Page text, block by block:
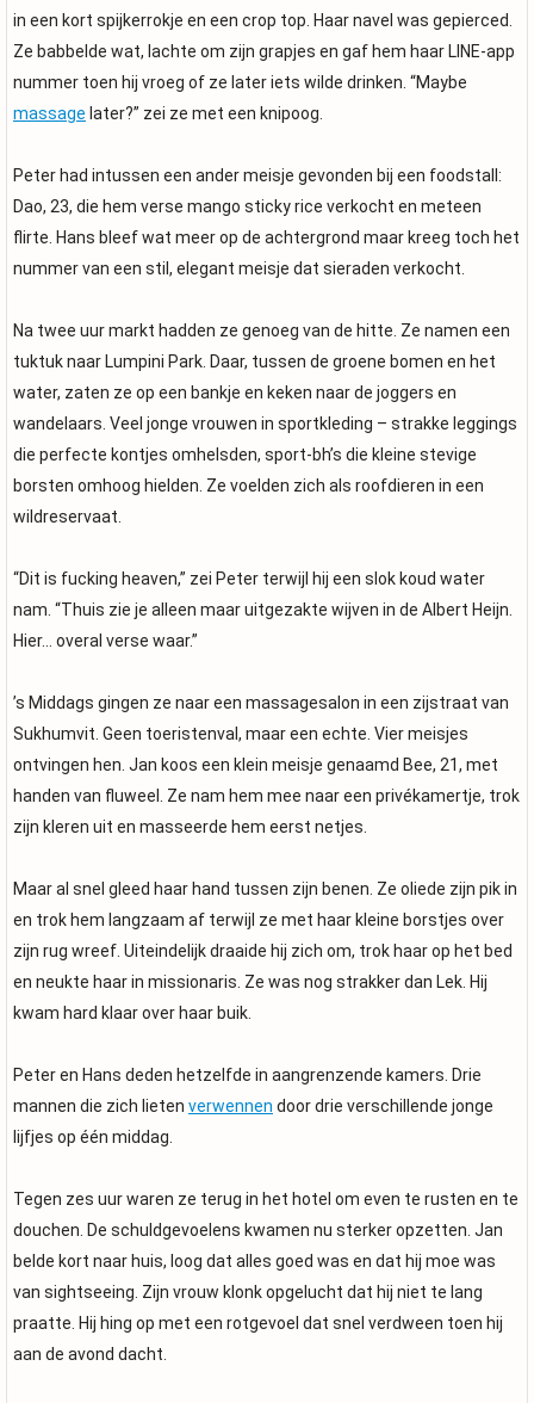
in een kort spijkerrokje en een crop top. Haar navel was gepierced.
Ze babbelde wat, lachte om zijn grapjes en gaf hem haar LINE-app
nummer toen hij vroeg of ze later iets wilde drinken. “Maybe
massage later?” zei ze met een knipoog.
Peter had intussen een ander meisje gevonden bij een foodstall:
Dao, 23, die hem verse mango sticky rice verkocht en meteen
flirte. Hans bleef wat meer op de achtergrond maar kreeg toch het
nummer van een stil, elegant meisje dat sieraden verkocht.
Na twee uur markt hadden ze genoeg van de hitte. Ze namen een
tuktuk naar Lumpini Park. Daar, tussen de groene bomen en het
water, zaten ze op een bankje en keken naar de joggers en
wandelaars. Veel jonge vrouwen in sportkleding – strakke leggings
die perfecte kontjes omhelsden, sport-bh’s die kleine stevige
borsten omhoog hielden. Ze voelden zich als roofdieren in een
wildreservaat.
“Dit is fucking heaven,” zei Peter terwijl hij een slok koud water
nam. “Thuis zie je alleen maar uitgezakte wijven in de Albert Heijn.
Hier… overal verse waar.”
’s Middags gingen ze naar een massagesalon in een zijstraat van
Sukhumvit. Geen toeristenval, maar een echte. Vier meisjes
ontvingen hen. Jan koos een klein meisje genaamd Bee, 21, met
handen van fluweel. Ze nam hem mee naar een privékamertje, trok
zijn kleren uit en masseerde hem eerst netjes.
Maar al snel gleed haar hand tussen zijn benen. Ze oliede zijn pik in
en trok hem langzaam af terwijl ze met haar kleine borstjes over
zijn rug wreef. Uiteindelijk draaide hij zich om, trok haar op het bed
en neukte haar in missionaris. Ze was nog strakker dan Lek. Hij
kwam hard klaar over haar buik.
Peter en Hans deden hetzelfde in aangrenzende kamers. Drie
mannen die zich lieten verwennen door drie verschillende jonge
lijfjes op één middag.
Tegen zes uur waren ze terug in het hotel om even te rusten en te
douchen. De schuldgevoelens kwamen nu sterker opzetten. Jan
belde kort naar huis, loog dat alles goed was en dat hij moe was
van sightseeing. Zijn vrouw klonk opgelucht dat hij niet te lang
praatte. Hij hing op met een rotgevoel dat snel verdween toen hij
aan de avond dacht.